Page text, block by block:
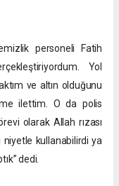
personeli Fatih
Yol
ve altın olduğunu
ilettim. O da polis
olarak Allah rızası
niyetle kullanabilirdi ya
dedi.